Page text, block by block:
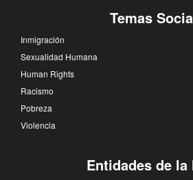
Temas
Inmigración
Sexualidad Humana
Human Rights
Racismo
Pobreza
Violencia
Entidades de la